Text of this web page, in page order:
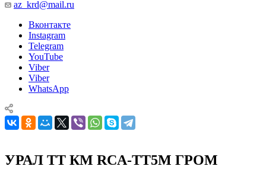
az_krd@mail.ru
Вконтакте
Instagram
Telegram
YouTube
Viber
Viber
WhatsApp
УРАЛ ТТ КМ RCA-ТТ5М ГРОМ